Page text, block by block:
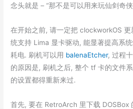
念头就是 – “那不是可以用来玩仙剑奇
在开始之前, 请一定把 clockworkOS
统支持 Lima 显卡驱动, 能显著提高系
耗电. 刷机可以用 balenaEtcher, 过程
的原因是, 刷机之后, 整个 tf 卡的文件
的设置都得重新来过.
首先, 要在 RetroArch 里下载 DOSBox